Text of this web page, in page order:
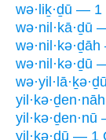
wə·liḵ·ḏū — 1
wə·nil·kā·ḏū
wə·nil·kə·ḏū
yil·kə·ḏū — 1